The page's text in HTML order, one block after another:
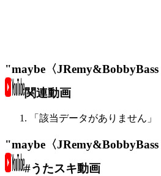
"maybe〈
関連動画
「該当データがありません」
"maybe〈
#うたスキ動画